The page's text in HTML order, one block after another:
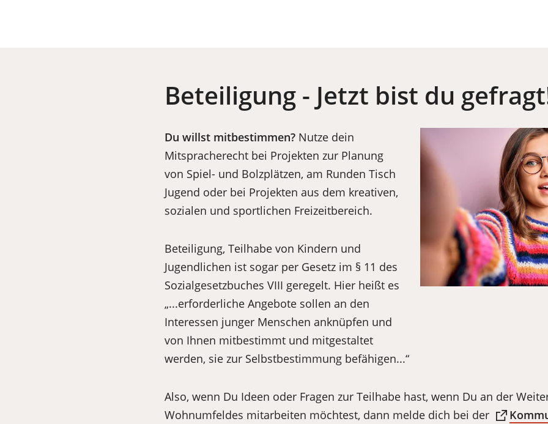
Beteiligung - Jetzt bist du
Du willst mitbestimmen? Nutze dein
Mitspracherecht bei Projekten zur Planung
von Spiel- und Bolzplätzen, am Runden Tisch
Jugend oder bei Projekten aus dem kreativen,
sozialen und sportlichen Freizeitbereich.
Beteiligung, Teilhabe von Kindern und
Jugendlichen ist sogar per Gesetz im § 11 des
Sozialgesetzbuches VIII geregelt. Hier heißt es
„...erforderliche Angebote sollen an den
Interessen junger Menschen anknüpfen und
von Ihnen mitbestimmt und mitgestaltet
werden, sie zur Selbstbestimmung befähigen...“
Also, wenn Du Ideen oder Fragen zur Teilhabe hast, wenn Du an der
Wohnumfeldes mitarbeiten möchtest, dann melde dich bei der
(Öffnet